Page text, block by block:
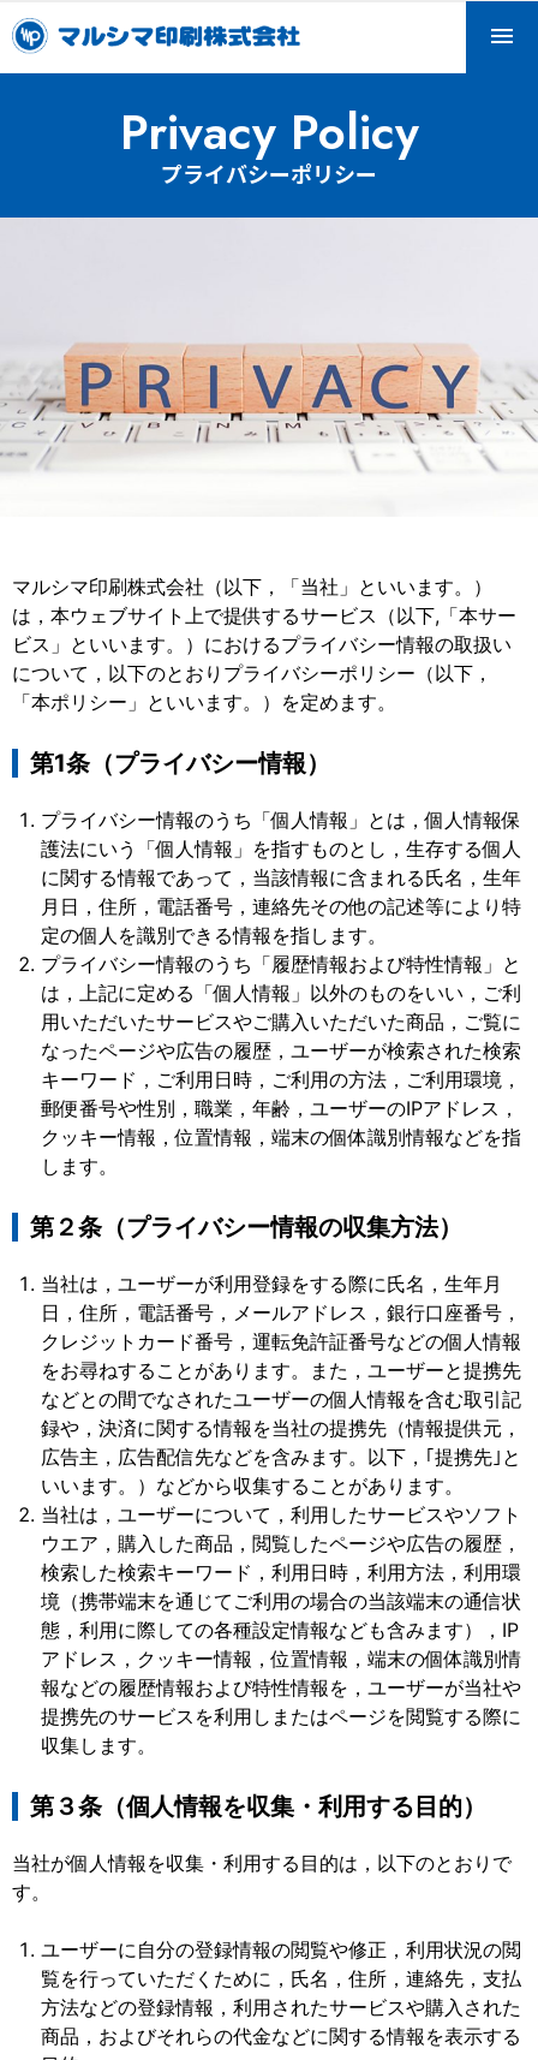
Skip
to
content
年に100周年を迎えます。
Privacy Policy
プライバシーポリシー
マルシマ印刷株式会社（以下，「当社」といいます。）
は，本ウェブサイト上で提供するサービス（以下,「本サー
ビス」といいます。）におけるプライバシー情報の取扱い
について，以下のとおりプライバシーポリシー（以下，
「本ポリシー」といいます。）を定めます。
第1条（プライバシー情報）
プライバシー情報のうち「個人情報」とは，個人情報保
護法にいう「個人情報」を指すものとし，生存する個人
に関する情報であって，当該情報に含まれる氏名，生年
月日，住所，電話番号，連絡先その他の記述等により特
定の個人を識別できる情報を指します。
プライバシー情報のうち「履歴情報および特性情報」と
は，上記に定める「個人情報」以外のものをいい，ご利
用いただいたサービスやご購入いただいた商品，ご覧に
なったページや広告の履歴，ユーザーが検索された検索
キーワード，ご利用日時，ご利用の方法，ご利用環境，
郵便番号や性別，職業，年齢，ユーザーのIPアドレス，
クッキー情報，位置情報，端末の個体識別情報などを指
します。
第２条（プライバシー情報の収集方法）
当社は，ユーザーが利用登録をする際に氏名，生年月
日，住所，電話番号，メールアドレス，銀行口座番号，
クレジットカード番号，運転免許証番号などの個人情報
をお尋ねすることがあります。また，ユーザーと提携先
などとの間でなされたユーザーの個人情報を含む取引記
録や，決済に関する情報を当社の提携先（情報提供元，
広告主，広告配信先などを含みます。以下，｢提携先｣と
いいます。）などから収集することがあります。
当社は，ユーザーについて，利用したサービスやソフト
ウエア，購入した商品，閲覧したページや広告の履歴，
検索した検索キーワード，利用日時，利用方法，利用環
境（携帯端末を通じてご利用の場合の当該端末の通信状
態，利用に際しての各種設定情報なども含みます），IP
アドレス，クッキー情報，位置情報，端末の個体識別情
報などの履歴情報および特性情報を，ユーザーが当社や
提携先のサービスを利用しまたはページを閲覧する際に
収集します。
第３条（個人情報を収集・利用する目的）
当社が個人情報を収集・利用する目的は，以下のとおりで
す。
ユーザーに自分の登録情報の閲覧や修正，利用状況の閲
覧を行っていただくために，氏名，住所，連絡先，支払
方法などの登録情報，利用されたサービスや購入された
商品，およびそれらの代金などに関する情報を表示する